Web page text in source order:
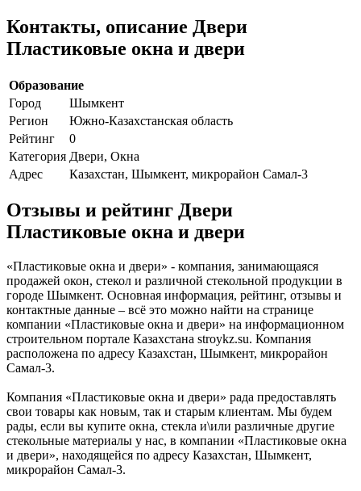
Контакты, описание Двери
Пластиковые окна и двери
Образование
Город
Шымкент
Регион
Южно-Казахстанская область
Рейтинг
0
Категория Двери, Окна
Адрес
Казахстан, Шымкент, микрорайон Самал-3
Отзывы и рейтинг Двери
Пластиковые окна и двери
«Пластиковые окна и двери» - компания, занимающаяся
продажей окон, стекол и различной стекольной продукции в
городе Шымкент. Основная информация, рейтинг, отзывы и
контактные данные – всё это можно найти на странице
компании «Пластиковые окна и двери» на информационном
строительном портале Казахстана stroykz.su. Компания
расположена по адресу Казахстан, Шымкент, микрорайон
Самал-3.
Компания «Пластиковые окна и двери» рада предоставлять
свои товары как новым, так и старым клиентам. Мы будем
рады, если вы купите окна, стекла и\или различные другие
стекольные материалы у нас, в компании «Пластиковые окна
и двери», находящейся по адресу Казахстан, Шымкент,
микрорайон Самал-3.